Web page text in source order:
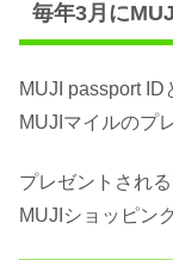
毎年3月に
MUJI passport
MUJIマイルのプ
プレゼントされ
MUJIショッピン